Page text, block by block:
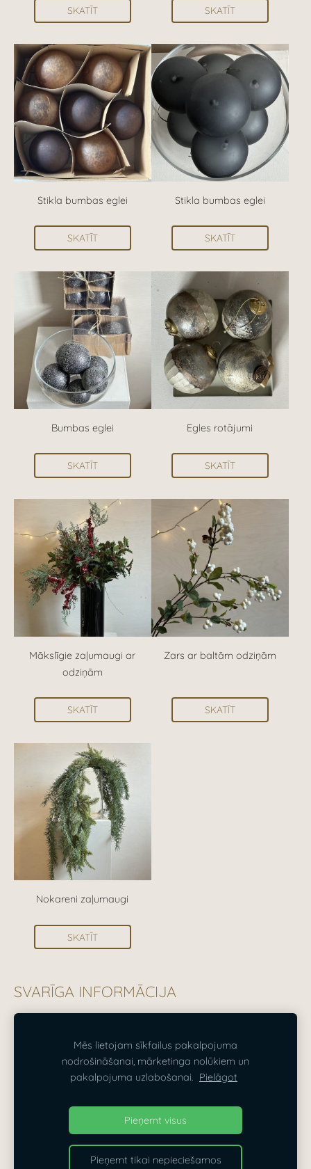
SVARĪGA INFORMĀCIJA
SKATĪT SKATĪT
Stikla bumbas eglei
SKATĪT
Stikla bumbas eglei
SKATĪT
Bumbas eglei
SKATĪT
Egles rotājumi
SKATĪT
Mākslīgie zaļumaugi ar
odziņām
SKATĪT
Zars ar baltām odziņām
SKATĪT
Nokareni zaļumaugi
SKATĪT
SĪKDATNES
Dizaina Parks — dekorēšana Rīgā, Pierīgā un visā
Latvijā
Mēs lietojam sīkfailus pakalpojuma
nodrošināšanai, mārketinga nolūkiem un
pakalpojuma uzlabošanai. Pielāgot
Pieņemt visus
Pieņemt tikai nepieciešamos